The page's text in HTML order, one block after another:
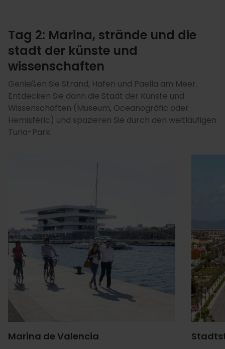
Tag 2: Marina, strände und die
stadt der künste und
wissenschaften
Genießen Sie Strand, Hafen und Paella am Meer.
Entdecken Sie dann die Stadt der Künste und
Wissenschaften (Museum, Oceanogràfic oder
Hemisfèric) und spazieren Sie durch den weitläufigen
Turia-Park.
Marina de Valencia